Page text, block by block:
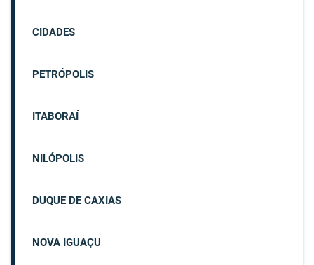
CIDADES
PETRÓPOLIS
ITABORAÍ
NILÓPOLIS
DUQUE DE CAXIAS
NOVA IGUAÇU